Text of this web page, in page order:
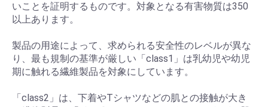
いことを証明するものです。対象となる有害物質は350
以上あります。
製品の用途によって、求められる安全性のレベルが異な
り、最も規制の基準が厳しい「class1」は乳幼児や幼児
期に触れる繊維製品を対象にしています。
「class2」は、下着やTシャツなどの肌との接触が大き